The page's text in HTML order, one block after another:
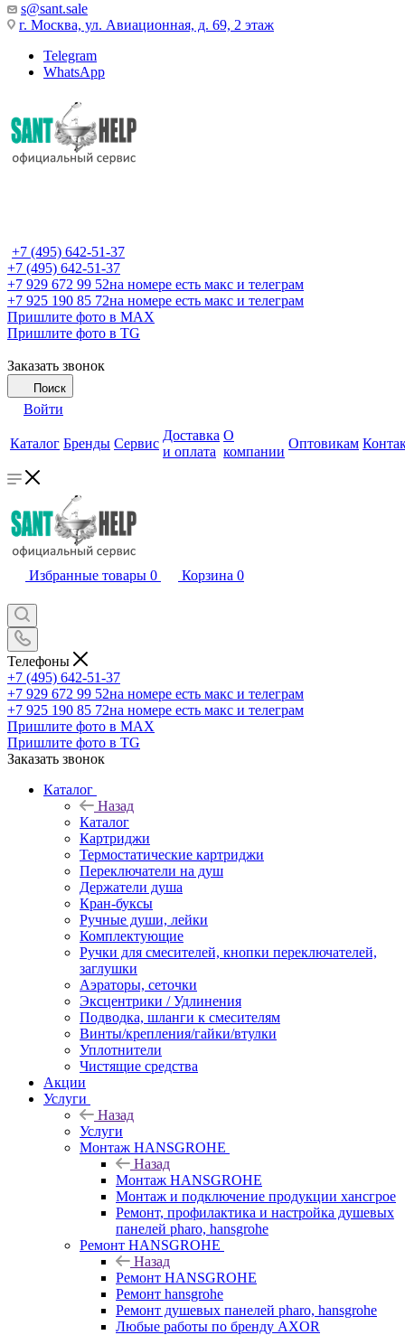
s@sant.sale
г. Москва, ул. Авиационная, д. 69, 2 этаж
Telegram
WhatsApp
+7 (495) 642-51-37
+7 (495) 642-51-37
+7 929 672 99 52на номере есть макс и телеграм
+7 925 190 85 72на номере есть макс и телеграм
Пришлите фото в MAX
Пришлите фото в TG
Заказать звонок
Поиск
Войти
Каталог Бренды Сервис
Доставка
и оплата
О
компании
Оптовикам
Избранные товары 0 Корзина 0
Телефоны
+7 (495) 642-51-37
+7 929 672 99 52на номере есть макс и телеграм
+7 925 190 85 72на номере есть макс и телеграм
Пришлите фото в MAX
Пришлите фото в TG
Заказать звонок
Каталог
Назад
Каталог
Картриджи
Термостатические картриджи
Переключатели на душ
Держатели душа
Кран-буксы
Ручные души, лейки
Комплектующие
Ручки для смесителей, кнопки переключателей,
заглушки
Аэраторы, сеточки
Эксцентрики / Удлинения
Подводка, шланги к смесителям
Винты/крепления/гайки/втулки
Уплотнители
Чистящие средства
Акции
Услуги
Назад
Услуги
Монтаж HANSGROHE
Назад
Монтаж HANSGROHE
Монтаж и подключение продукции хансгрое
Ремонт, профилактика и настройка душевых
панелей pharo, hansgrohe
Ремонт HANSGROHE
Назад
Ремонт HANSGROHE
Ремонт hansgrohe
Ремонт душевых панелей pharo, hansgrohe
Любые работы по бренду AXOR